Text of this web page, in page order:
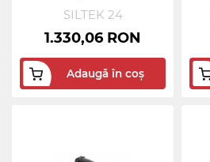
SILTEK 24
1.330,06 RON
Adaugă în coș